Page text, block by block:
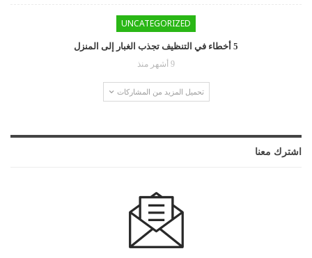
UNCATEGORIZED
5 أخطاء في التنظيف تجذب الغبار إلى المنزل
9 أشهر منذ
تحميل المزيد من المشاركات
اشترك معنا